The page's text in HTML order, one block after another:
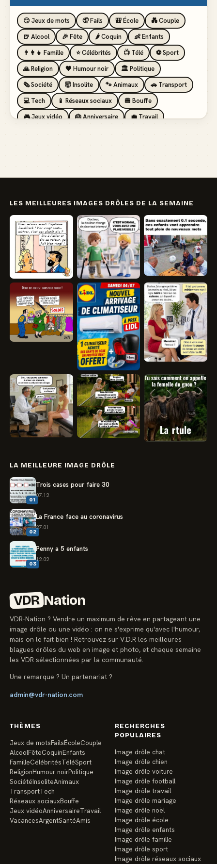
😏 Jeux de mots 🤦 Fails 🎒 École
💑 Couple
🍺 Alcool
🎉 Fête 🌶️ Coquin
👶 Enfants
👨‍👩‍👧 Famille
⭐ Célébrités 📺 Télé
⚽ Sport
🙏 Religion
🖤 Humour noir
🏛️ Politique
🗞️ Société
🤯 Insolite 🐾 Animaux
🚗 Transport
💻 Tech
📱 Réseaux sociaux
🍔 Bouffe
🎮 Jeux vidéo
🎂 Anniversaire
💼 Travail
LES MEILLEURES IMAGES DRÔLES DE LA SEMAINE
LA MEILLEURE IMAGE DRÔLE
01
Trois cases pour faire 30
07.12
02
La France face au coronavirus
27.01
03
Penny a 5 enfants
12.02
VDR Nation
VDR-Nation ? Vendre un maximum de rêve en partageant une
image drôle ou une vidéo : on ne s'exprime qu'avec l'humour,
mais on le fait bien ! Retrouvez sur V.D.R les meilleures
blagues drôles du web en image et photo, et chaque semaine
les VDR sélectionnées par la communauté.
Une remarque ? Un partenariat ?
admin@vdr-nation.com
THÈMES
Jeux de motsFailsÉcoleCouple
AlcoolFêteCoquinEnfants
FamilleCélébritésTéléSport
ReligionHumour noirPolitique
SociétéInsoliteAnimaux
TransportTech
Réseaux sociauxBouffe
Jeux vidéoAnniversaireTravail
VacancesArgentSantéAmis
RECHERCHES
POPULAIRES
Image drôle chat
Image drôle chien
Image drôle voiture
Image drôle football
Image drôle travail
Image drôle mariage
Image drôle noël
Image drôle école
Image drôle enfants
Image drôle famille
Image drôle sport
Image drôle réseaux sociaux